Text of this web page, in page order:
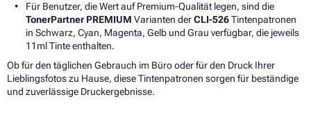
Für Benutzer, die Wert auf Premium-Qualität legen, sind die
TonerPartner PREMIUM Varianten derCLI-526Tintenpatronen
in Schwarz, Cyan, Magenta, Gelb und Grau verfügbar, die jeweils
11ml Tinte enthalten.
Ob für den täglichen Gebrauch im Büro oder für den Druck Ihrer
Lieblingsfotos zu Hause, diese Tintenpatronen sorgen für beständige
und zuverlässige Druckergebnisse.